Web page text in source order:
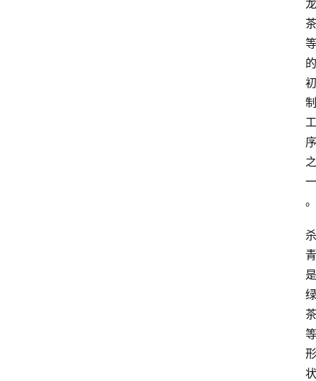
龙
茶
等
的
初
制
工
序
之
一
。
杀
青
是
绿
茶
等
形
状